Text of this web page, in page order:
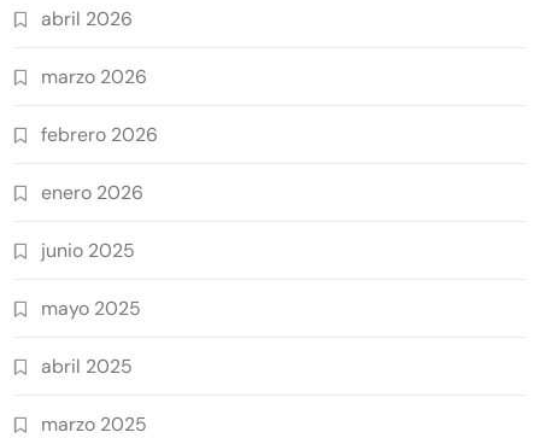
abril 2026
marzo 2026
febrero 2026
enero 2026
junio 2025
mayo 2025
abril 2025
marzo 2025